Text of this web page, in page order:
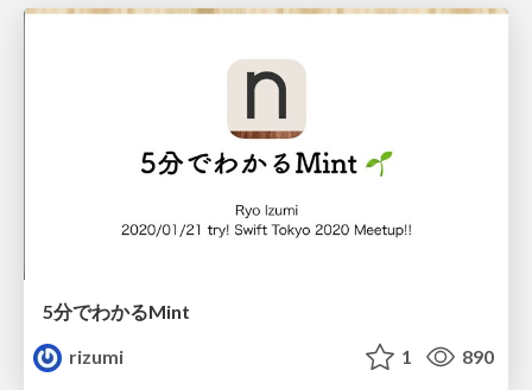
5分でわかるMint
rizumi
1 890